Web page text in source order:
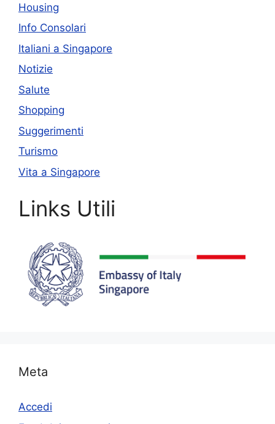
Housing
Info Consolari
Italiani a Singapore
Notizie
Salute
Shopping
Suggerimenti
Turismo
Vita a Singapore
Links Utili
Meta
Accedi